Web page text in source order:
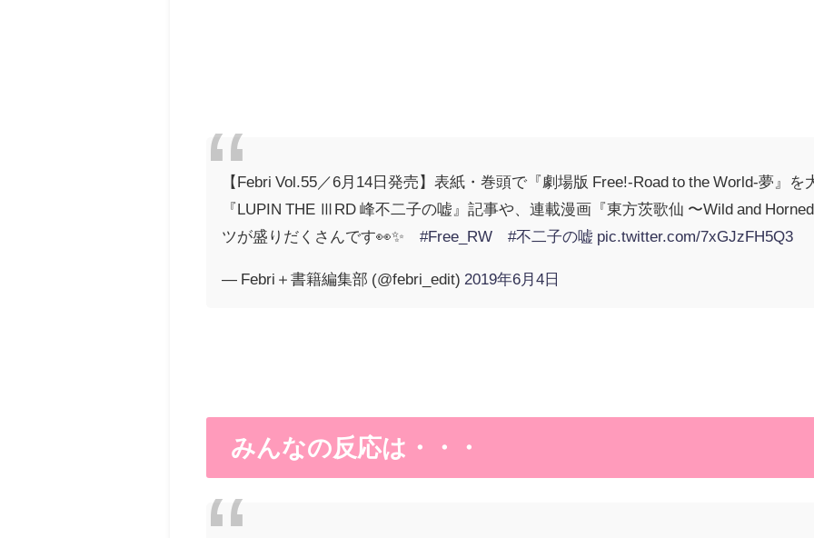
【Febri Vol.55／6月14日発売】表紙・巻頭で『劇場版 Free!-Road to the World-夢』
『LUPIN THE ⅢRD 峰不二子の嘘』記事や、連載漫画『東方茨歌仙 〜Wild and
ツが盛りだくさんです👀✨#Free_RW #不二子の嘘 pic.twitter.com/7xGJzFH5Q3
— Febri＋書籍編集部 (@febri_edit) 2019年6月4日
みんなの反応は・・・